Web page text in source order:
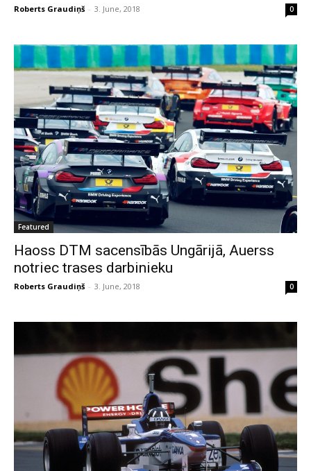
Roberts Graudiņš - 3. June, 2018 0
Featured
Haoss DTM sacensībās Ungārijā, Auerss
notriec trases darbinieku
Roberts Graudiņš - 3. June, 2018 0